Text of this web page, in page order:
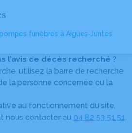
funèbres à Aigues-Juntes
l’avis de décès recherché ?
utilisez la barre de recherche
la personne concernée ou la
au fonctionnement du site,
nous contacter au 04 82 53 51 51.